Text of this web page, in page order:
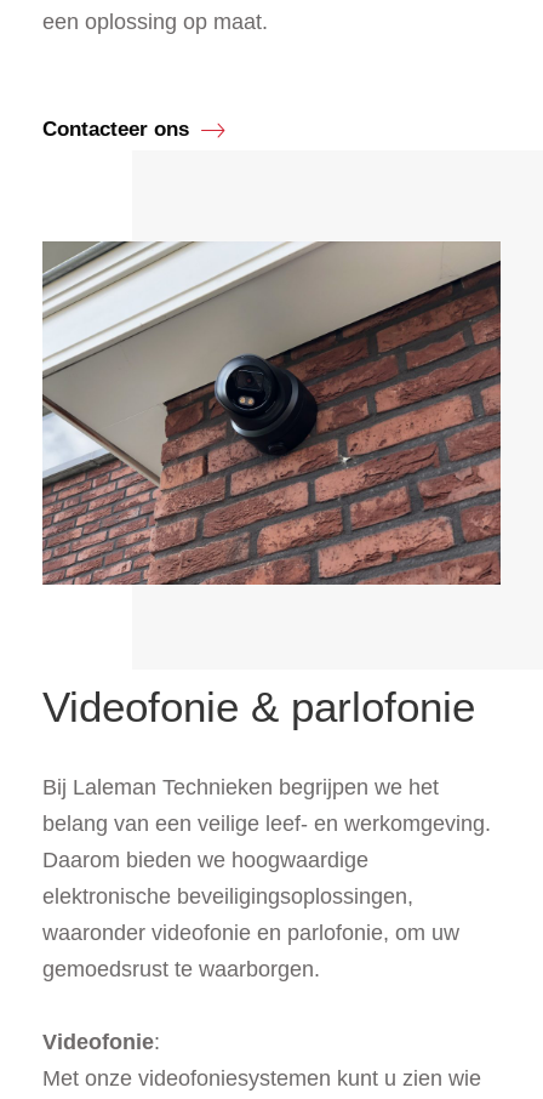
een oplossing op maat.
Contacteer ons
Videofonie & parlofonie
Bij Laleman Technieken begrijpen we het
belang van een veilige leef- en werkomgeving.
Daarom bieden we hoogwaardige
elektronische beveiligingsoplossingen,
waaronder videofonie en parlofonie, om uw
gemoedsrust te waarborgen.
Videofonie:
Met onze videofoniesystemen kunt u zien wie